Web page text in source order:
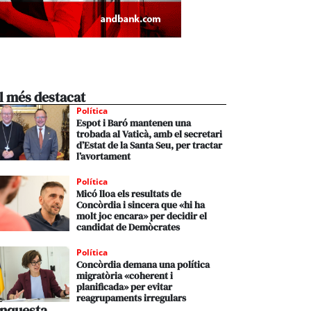
més destacat
Política
Espot i Baró mantenen una
trobada al Vaticà, amb el secretari
d’Estat de la Santa Seu, per tractar
l’avortament
Política
Micó lloa els resultats de
Concòrdia i sincera que «hi ha
molt joc encara» per decidir el
candidat de Demòcrates
Política
Concòrdia demana una política
migratòria «coherent i
planificada» per evitar
reagrupaments irregulars